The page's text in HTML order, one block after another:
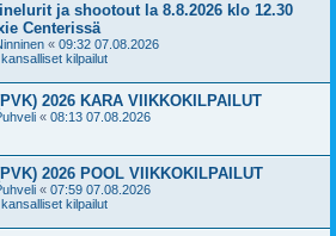
ja shootout la 8.8.2026 klo 12.30
Centerissä
« 09:32 07.08.2026
kilpailut
2026 KARA VIIKKOKILPAILUT
« 08:13 07.08.2026
2026 POOL VIIKKOKILPAILUT
« 07:59 07.08.2026
kilpailut